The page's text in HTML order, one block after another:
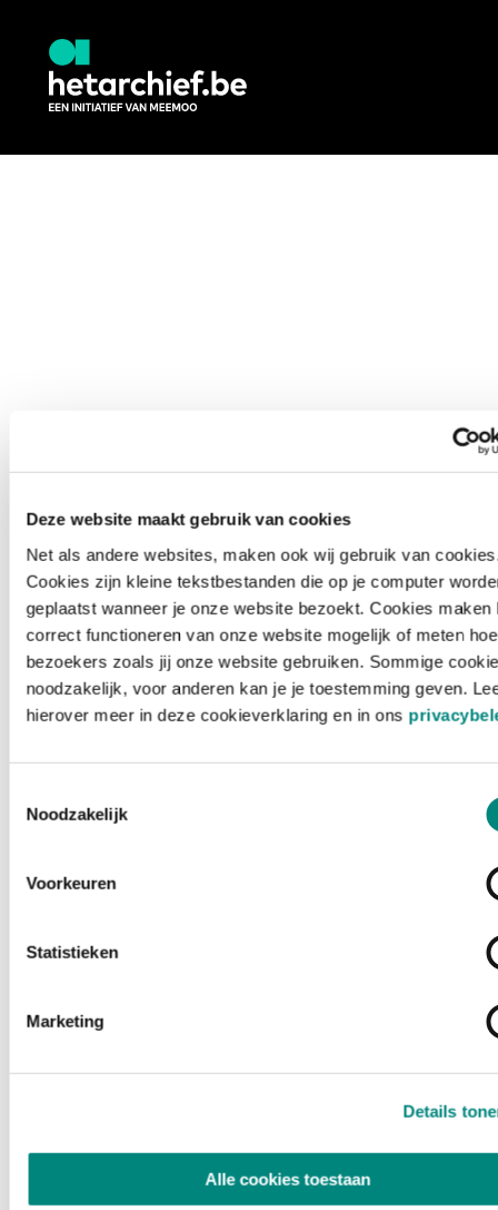
Deze website maakt gebruik van cookies
Net als andere websites, maken ook wij gebruik van
Cookies zijn kleine tekstbestanden die op je computer
geplaatst wanneer je onze website bezoekt. Cookies maken
correct functioneren van onze website mogelijk of meten hoe
bezoekers zoals jij onze website gebruiken. Sommige
noodzakelijk, voor anderen kan je je toestemming geven.
hierover meer in deze cookieverklaring en in ons
Noodzakelijk
Voorkeuren
Statistieken
Marketing
Details
Alle cookies toestaan